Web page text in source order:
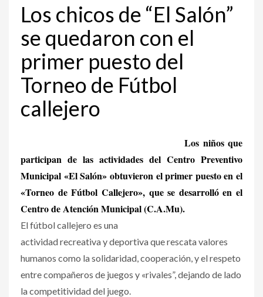
Los chicos de “El Salón”
se quedaron con el
primer puesto del
Torneo de Fútbol
callejero
Los niños que
participan de las actividades del Centro Preventivo
Municipal «El Salón» obtuvieron el primer puesto en el
«Torneo de Fútbol Callejero», que se desarrolló en el
Centro de Atención Municipal (C.A.Mu).
El fútbol callejero es una
actividad recreativa y deportiva que rescata valores
humanos como la solidaridad, cooperación, y el respeto
entre compañeros de juegos y «rivales”, dejando de lado
la competitividad del juego.